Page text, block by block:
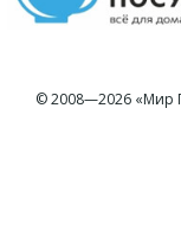
© 2008—2026 «Мир